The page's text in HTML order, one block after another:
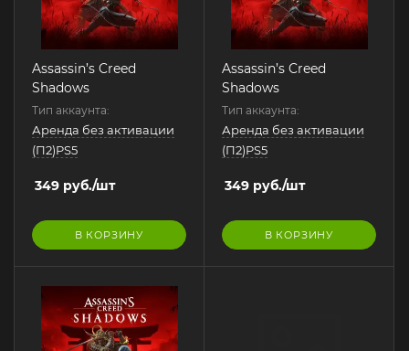
Assassin’s Creed
Shadows
Тип аккаунта:
Аренда без активации
(П2)PS5
349 руб./шт
В КОРЗИНУ
Assassin’s Creed
Shadows
Тип аккаунта:
Аренда без активации
(П2)PS5
349 руб./шт
В КОРЗИНУ